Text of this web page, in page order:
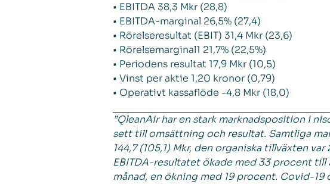
• EBITDA 38,3 Mkr (28,8)
• EBITDA-marginal 26,5% (27,4)
• Rörelseresultat (EBIT) 31,4 Mkr (23,6)
• Rörelsemarginal1 21,7% (22,5%)
• Periodens resultat 17,9 Mkr (10,5)
• Vinst per aktie 1,20 kronor (0,79)
• Operativt kassaflöde -4,8 Mkr (18,0)
”QleanAir har en stark marknadsposition i
sett till omsättning och resultat. Samtliga
144,7 (105,1) Mkr, den organiska tillväxten
EBITDA-resultatet ökade med 33 procent till
månad, en ökning med 19 procent. Covid-